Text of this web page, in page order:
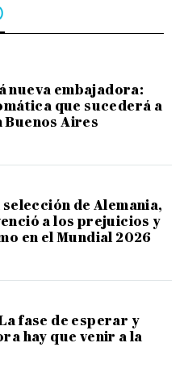
nueva embajadora:
que sucederá a
Buenos Aires
de Alemania,
a los prejuicios y
en el Mundial 2026
fase de esperar y
hay que venir a la